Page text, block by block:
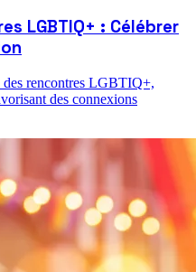
LGBTIQ+ : Célébrer
rencontres LGBTIQ+,
des connexions